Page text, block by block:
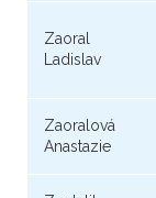
Zaoral
Ladislav
Zaoralová
Anastazie